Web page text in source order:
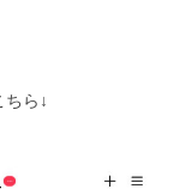
ら↓